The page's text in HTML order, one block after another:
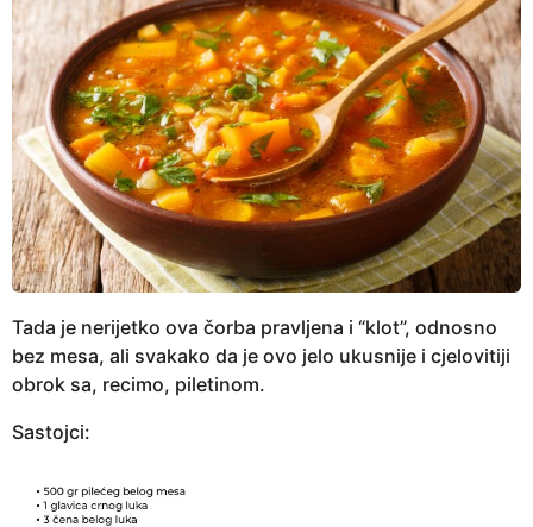
Tada je nerijetko ova čorba pravljena i “klot”, odnosno
bez mesa, ali svakako da je ovo jelo ukusnije i cjelovitiji
obrok sa, recimo, piletinom.
Sastojci: